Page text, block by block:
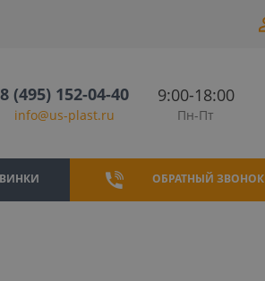
8 (495) 152-04-40
info@us-plast.ru
9:00-18:00
Пн-Пт
ОБРАТНЫЙ ЗВОНОК